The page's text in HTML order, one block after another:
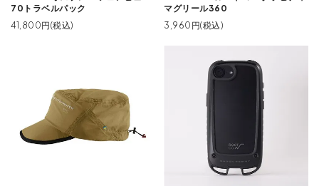
70トラベルパック
41,800円(税込)
マグリール360
3,960円(税込)